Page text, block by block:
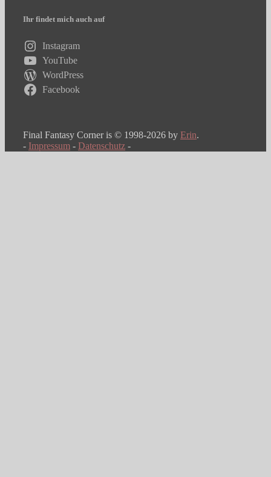
Ihr findet mich auch auf
Instagram
YouTube
WordPress
Facebook
Final Fantasy Corner is © 1998-2026 by Erin.
- Impressum - Datenschutz -